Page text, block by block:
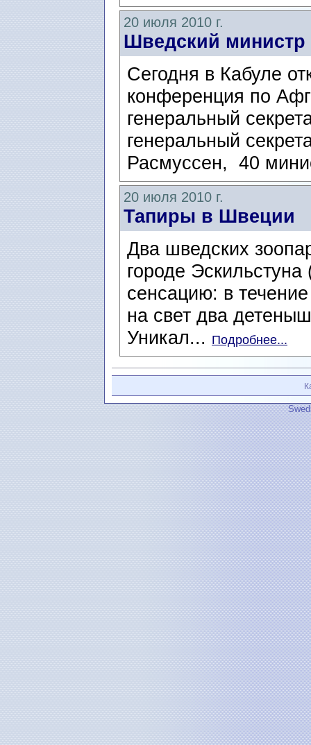
20 июля 2010 г.
Шведский министр
Сегодня в Кабуле
конференция по
генеральный
генеральный
Расмуссен, 40
20 июля 2010 г.
Тапиры в Швеции
Два шведских
городе
сенсацию: в
на свет два
Уникал... Подробнее...